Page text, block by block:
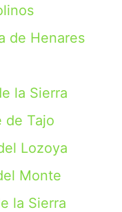
de Henares
la Sierra
de Tajo
Lozoya
Monte
la Sierra